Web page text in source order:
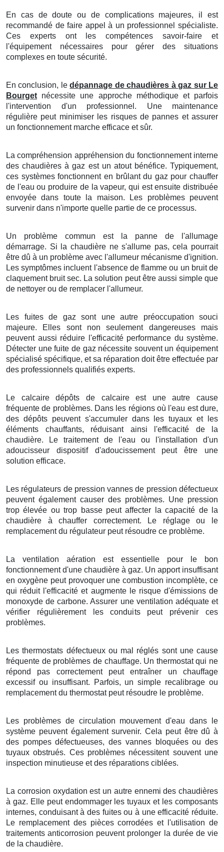
En cas de doute ou de complications majeures, il est
recommandé de faire appel à un professionnel spécialiste.
Ces experts ont les compétences savoir-faire et
l'équipement nécessaires pour gérer des situations
complexes en toute sécurité.
En conclusion, ledépannage de chaudières à gaz sur Le
Bourgetnécessite une approche méthodique et parfois
l'intervention d'un professionnel. Une maintenance
régulière peut minimiser les risques de pannes et assurer
un fonctionnement marche efficace et sûr.
La compréhension appréhension du fonctionnement interne
des chaudières à gaz est un atout bénéfice. Typiquement,
ces systèmes fonctionnent en brûlant du gaz pour chauffer
de l'eau ou produire de la vapeur, qui est ensuite distribuée
envoyée dans toute la maison. Les problèmes peuvent
survenir dans n'importe quelle partie de ce processus.
Un problème commun est la panne de l'allumage
démarrage. Si la chaudière ne s'allume pas, cela pourrait
être dû à un problème avec l'allumeur mécanisme d'ignition.
Les symptômes incluent l'absence de flamme ou un bruit de
claquement bruit sec. La solution peut être aussi simple que
de nettoyer ou de remplacer l'allumeur.
Les fuites de gaz sont une autre préoccupation souci
majeure. Elles sont non seulement dangereuses mais
peuvent aussi réduire l'efficacité performance du système.
Détecter une fuite de gaz nécessite souvent un équipement
spécialisé spécifique, et sa réparation doit être effectuée par
des professionnels qualifiés experts.
Le calcaire dépôts de calcaire est une autre cause
fréquente de problèmes. Dans les régions où l'eau est dure,
des dépôts peuvent s'accumuler dans les tuyaux et les
éléments chauffants, réduisant ainsi l'efficacité de la
chaudière. Le traitement de l'eau ou l'installation d'un
adoucisseur dispositif d'adoucissement peut être une
solution efficace.
Les régulateurs de pression vannes de pression défectueux
peuvent également causer des problèmes. Une pression
trop élevée ou trop basse peut affecter la capacité de la
chaudière à chauffer correctement. Le réglage ou le
remplacement du régulateur peut résoudre ce problème.
La ventilation aération est essentielle pour le bon
fonctionnement d'une chaudière à gaz. Un apport insuffisant
en oxygène peut provoquer une combustion incomplète, ce
qui réduit l'efficacité et augmente le risque d'émissions de
monoxyde de carbone. Assurer une ventilation adéquate et
vérifier régulièrement les conduits peut prévenir ces
problèmes.
Les thermostats défectueux ou mal réglés sont une cause
fréquente de problèmes de chauffage. Un thermostat qui ne
répond pas correctement peut entraîner un chauffage
excessif ou insuffisant. Parfois, un simple recalibrage ou
remplacement du thermostat peut résoudre le problème.
Les problèmes de circulation mouvement d'eau dans le
système peuvent également survenir. Cela peut être dû à
des pompes défectueuses, des vannes bloquées ou des
tuyaux obstrués. Ces problèmes nécessitent souvent une
inspection minutieuse et des réparations ciblées.
La corrosion oxydation est un autre ennemi des chaudières
à gaz. Elle peut endommager les tuyaux et les composants
internes, conduisant à des fuites ou à une efficacité réduite.
Le remplacement des pièces corrodées et l'utilisation de
traitements anticorrosion peuvent prolonger la durée de vie
de la chaudière.